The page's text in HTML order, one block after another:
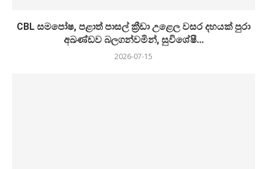
CBL සමපෝෂ, පළාත් පාසල් ක්‍රීඩා උළෙල වසර දහයක් පුරා
අඛණ්ඩව බලගන්වමින්, සුවිශේෂී...
2026-07-15